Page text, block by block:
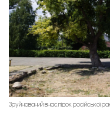
Зруйнований внаслідок російської